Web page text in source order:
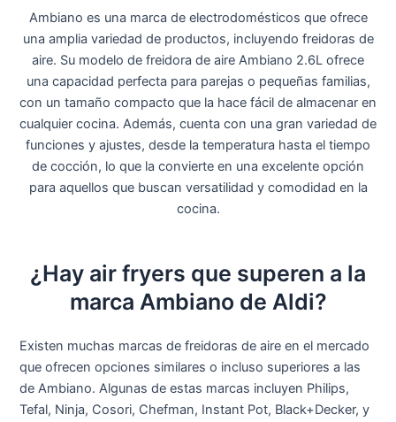
Ambiano es una marca de electrodomésticos que ofrece
una amplia variedad de productos, incluyendo freidoras de
aire. Su modelo de freidora de aire Ambiano 2.6L ofrece
una capacidad perfecta para parejas o pequeñas familias,
con un tamaño compacto que la hace fácil de almacenar en
cualquier cocina. Además, cuenta con una gran variedad de
funciones y ajustes, desde la temperatura hasta el tiempo
de cocción, lo que la convierte en una excelente opción
para aquellos que buscan versatilidad y comodidad en la
cocina.
¿Hay air fryers que superen a la
marca Ambiano de Aldi?
Existen muchas marcas de freidoras de aire en el mercado
que ofrecen opciones similares o incluso superiores a las
de Ambiano. Algunas de estas marcas incluyen Philips,
Tefal, Ninja, Cosori, Chefman, Instant Pot, Black+Decker, y